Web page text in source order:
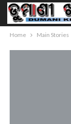
Home Main Stories